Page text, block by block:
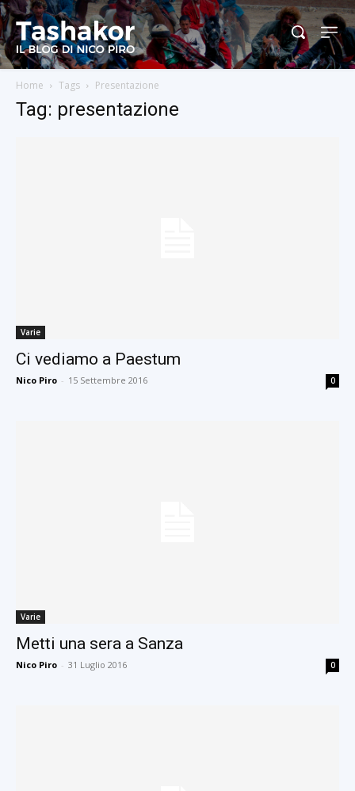
Home Tags Presentazione
Tag: presentazione
Varie
Ci vediamo a Paestum
Nico Piro - 15 Settembre 2016 0
Varie
Metti una sera a Sanza
Nico Piro - 31 Luglio 2016 0